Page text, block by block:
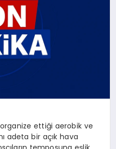
ettiği aerobik ve
adeta bir açık hava